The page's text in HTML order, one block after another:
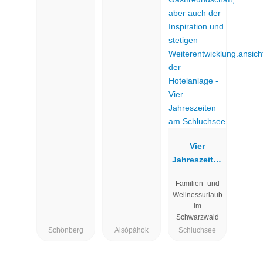
Schönberg Alsópáhok
Vier
Jahreszeiten
Schluchsee
Familien- und
Wellnessurlaub
im
Schwarzwald
Schluchsee